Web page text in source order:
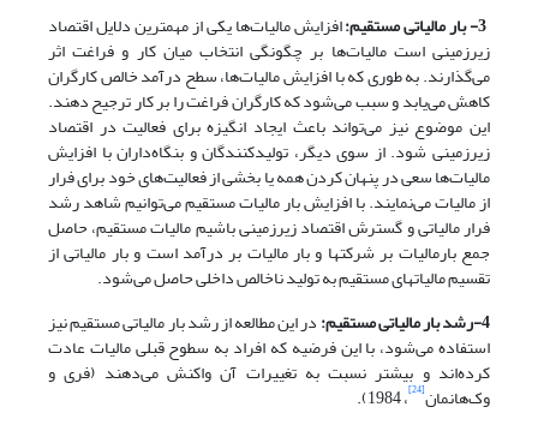
افزایش مالیات‌ها یکی از مهمترین دلایل اقتصاد
زیرزمینی است مالیات‌ها بر چگونگی انتخاب میان کار و فراغت اثر
می‌گذارند. به ‌طوری که با افزایش مالیات‌ها، سطح درآمد خالص کارگران
کاهش می‌یابد و سبب می‌شود که کارگران فراغت را بر کار ترجیح دهند.
این موضوع نیز می‌تواند باعث ایجاد انگیزه برای فعالیت در اقتصاد
زیرزمینی شود. از سوی دیگر، تولیدکنندگان و بنگاه‌داران با افزایش
مالیات‌ها سعی در پنهان کردن همه یا بخشی از فعالیت‌های خود برای فرار
از مالیات می‌نمایند. با افزایش بار مالیات مستقیم می‌توانیم شاهد رشد
فرار مالیاتی و گسترش اقتصاد زیرزمینی باشیم مالیات مستقیم، حاصل
جمع بارمالیات بر شرکتها و بار مالیات بر درآمد است و بار مالیاتی از
تقسیم مالیاتهای مستقیم به تولید ناخالص داخلی حاصل می‌شود.
4-رشد بار مالیاتی مستقیم:
در این مطالعه از رشد بار مالیاتی مستقیم نیز
استفاده می‌شود، با این فرضیه که افراد به سطوح قبلی مالیات عادت
کرده‌اند و بیشتر نسبت به تغییرات آن واکنش می‌دهند (فری و
وک‌هانمان[24]
، 1984).